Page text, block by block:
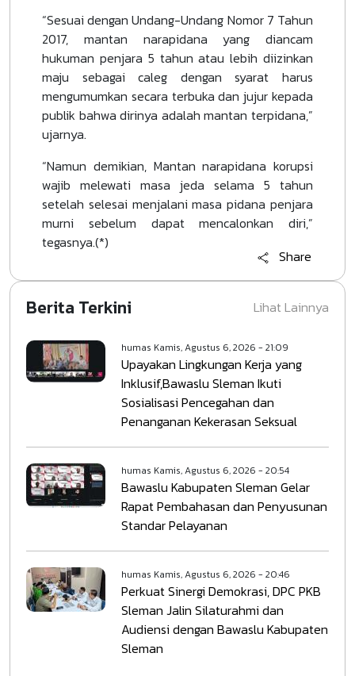
“Sesuai dengan Undang-Undang Nomor 7 Tahun
2017, mantan narapidana yang diancam
hukuman penjara 5 tahun atau lebih diizinkan
maju sebagai caleg dengan syarat harus
mengumumkan secara terbuka dan jujur kepada
publik bahwa dirinya adalah mantan terpidana,”
ujarnya.
“Namun demikian, Mantan narapidana korupsi
wajib melewati masa jeda selama 5 tahun
setelah selesai menjalani masa pidana penjara
murni sebelum dapat mencalonkan diri,”
tegasnya.(*)
Share
Berita Terkini
humas Kamis, Agustus 6, 2026 - 21:09
Upayakan Lingkungan Kerja yang
Inklusif,Bawaslu Sleman Ikuti
Sosialisasi Pencegahan dan
Penanganan Kekerasan Seksual
humas Kamis, Agustus 6, 2026 - 20:54
Bawaslu Kabupaten Sleman Gelar
Rapat Pembahasan dan Penyusunan
Standar Pelayanan
humas Kamis, Agustus 6, 2026 - 20:46
Perkuat Sinergi Demokrasi, DPC PKB
Sleman Jalin Silaturahmi dan
Audiensi dengan Bawaslu Kabupaten
Sleman
Lihat Lainnya